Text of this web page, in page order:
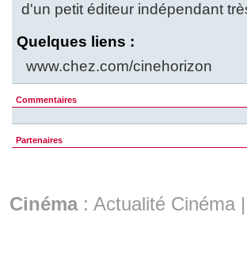
d'un petit éditeur indépendant
Quelques liens :
www.chez.com/cinehorizon
Commentaires
Partenaires
Cinéma: Actualité Cinéma |